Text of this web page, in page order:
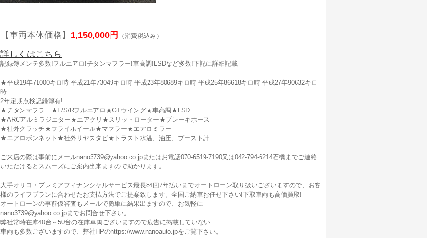
【車両本体価格】 1,150,000円 （消費税込み）
詳しくはこちら
記録簿メンテ多数!フルエアロ!チタンマフラー!車高調!LSDなど多数!下記に詳細記載
★平成19年71000キロ時 平成21年73049キロ時 平成23年80689キロ時 平成25年86618キロ時 平成27年90632キロ
時
2年定期点検記録簿有!
★チタンマフラー★F/S/Rフルエアロ★GTウイング★車高調★LSD
★ARCアルミラジエター★エアクリ★スリットローター★ブレーキホース
★社外クラッチ★フライホイール★マフラー★エアロミラー
★エアロボンネット★社外リヤスタビ★トラスト水温、油圧、ブースト計
ご来店の際は事前にメールnano3739@yahoo.co.jpまたはお電話070-6519-7190又は042-794-6214石橋までご連絡
いただけるとスムーズにご案内出来ますので助かります。
大手オリコ・プレミアフィナンシャルサービス最長84回7年払いまでオートローン取り扱いございますので、お客
様のライフプランに合わせたお支払方法でご提案致します。全国ご納車お任せ下さい!下取車両も高価買取!
オートローンの事前仮審査もメールで簡単に結果出ますので、お気軽に
nano3739@yahoo.co.jpまでお問合せ下さい。
弊社常時在庫40台～50台の在庫車両ございますので広告に掲載していない
車両も多数ございますので、弊社HPのhttps://www.nanoauto.jpをご覧下さい。